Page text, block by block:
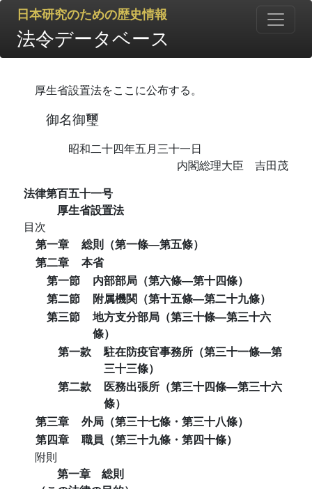
日本研究のための歴史情報
法令データベース
厚生省設置法をここに公布する。
御名御璽
昭和二十四年五月三十一日
内閣総理大臣 吉田茂
法律第百五十一号
厚生省設置法
目次
第一章
総則（第一條―第五條）
第二章
本省
第一節
内部部局（第六條―第十四條）
第二節
附属機関（第十五條―第二十九條）
第三節
地方支分部局（第三十條―第三十六
條）
第一款
駐在防疫官事務所（第三十一條―第
三十三條）
第二款
医務出張所（第三十四條―第三十六
條）
第三章
外局（第三十七條・第三十八條）
第四章
職員（第三十九條・第四十條）
附則
第一章 総則